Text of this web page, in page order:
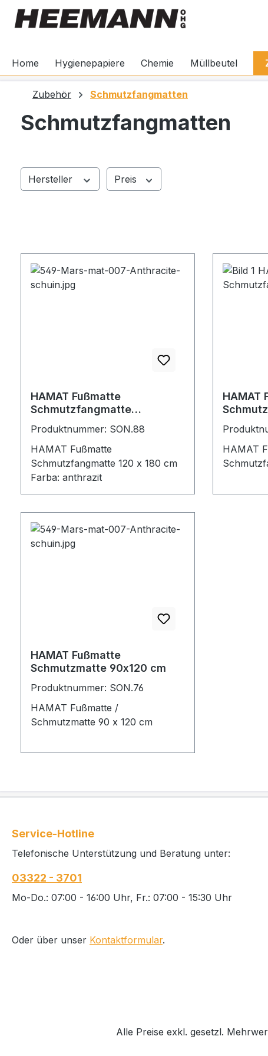
Zur Hauptnavigation springen
Home Hygienepapiere Chemie Müllbeutel
Zubehör Schmutzfangmatten
Schmutzfangmatten
Hersteller Preis
HAMAT Fußmatte
Schmutzfangmatte
Produktnummer: SON.88
HAMAT Fußmatte
Schmutzfangmatte 120 x 180 cm
Farba: anthrazit
HAMAT
HAMAT
HAMAT Fußmatte
Schmutzmatte 90x120 cm
Produktnummer: SON.76
HAMAT Fußmatte /
Schmutzmatte 90 x 120 cm
Service-Hotline
Telefonische Unterstützung und Beratung unter:
03322 - 3701
Mo-Do.: 07:00 - 16:00 Uhr, Fr.: 07:00 - 15:30 Uhr
Oder über unser Kontaktformular.
Alle Preise exkl. gesetzl.